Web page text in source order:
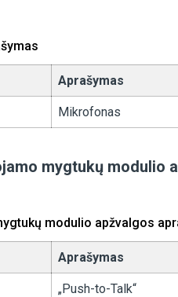
Aprašymas
Mikrofonas
mygtukų modulio
modulio apžvalgos
Aprašymas
„Push-to-Talk“